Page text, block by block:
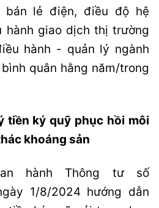
bán lẻ điện, điều độ hệ
hành giao dịch thị trường
hành - quản lý ngành
quân hằng năm/trong
tiền ký quỹ phục hồi môi
khoáng sản
hành Thông tư số
1/8/2024 hướng dẫn